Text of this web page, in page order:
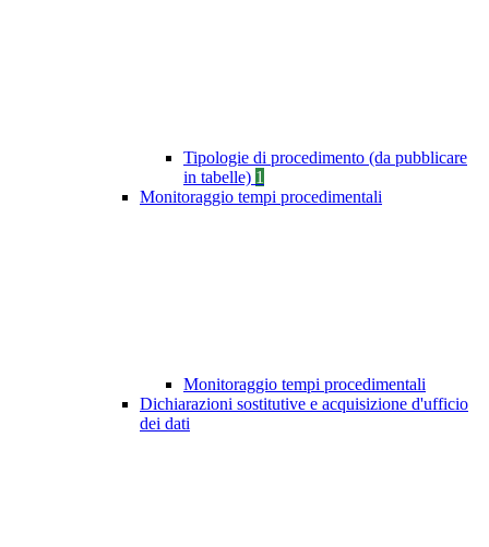
Tipologie di procedimento (da pubblicare
in tabelle) 1
Monitoraggio tempi procedimentali
Monitoraggio tempi procedimentali
Dichiarazioni sostitutive e acquisizione d'ufficio
dei dati